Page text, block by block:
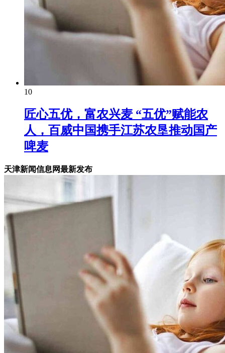
10
匠心五优，富农兴麦 “五优”赋能农
人，百威中国携手江苏农垦推动国产
啤麦
天津新闻信息网最新发布